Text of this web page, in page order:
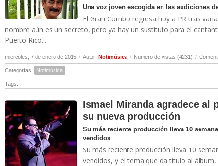
Una voz joven escogida en las audiciones
El Gran Combo regresa hoy a PR tras
nombre aún es un secreto, pero ya hay un sustituto para el
Puerto Rico...
miércoles, 7 de enero de 2015 / Autor: Notimúsica / Número de vistas (4231) /
Categorías: Notimúsica
Tags:
Ismael Miranda agradece al
su nueva producción
Su más reciente producción lleva 10
vendidos
Su más reciente producción lleva 10
vendidos, y el tema que da título al